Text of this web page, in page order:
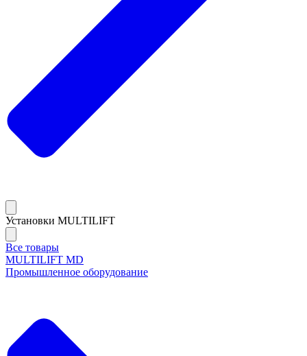
Установки MULTILIFT
Все товары
MULTILIFT MD
Промышленное оборудование